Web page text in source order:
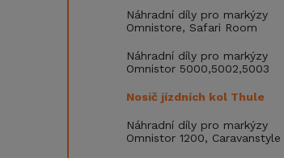
Náhradní díly pro markýzy
Omnistore, Safari Room
Náhradní díly pro markýzy
Omnistor 5000,5002,5003
Nosič jízdních kol Thule
Náhradní díly pro markýzy
Omnistor 1200, Caravanstyle